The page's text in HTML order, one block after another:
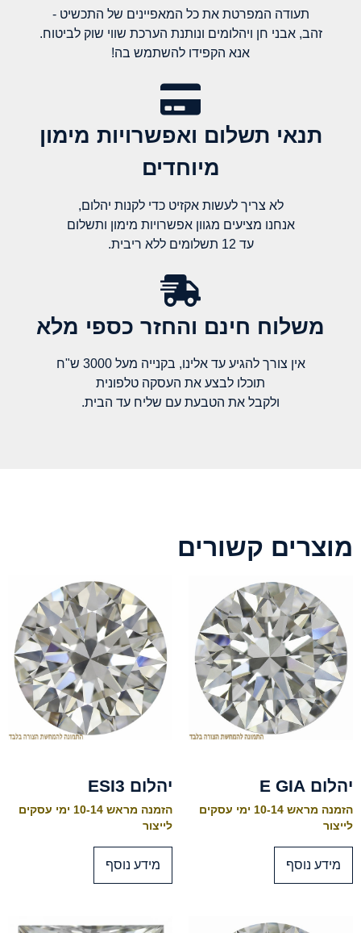
תעודה המפרטת את כל המאפיינים של התכשיט -
זהב, אבני חן ויהלומים ונותנת הערכת שווי שוק לביטוח.
אנא הקפידו להשתמש בה!
תנאי תשלום ואפשרויות מימון
מיוחדים
לא צריך לעשות אקזיט כדי לקנות יהלום,
אנחנו מציעים מגוון אפשרויות מימון ותשלום
עד 12 תשלומים ללא ריבית.
משלוח חינם והחזר כספי מלא​
אין צורך להגיע עד אלינו, בקנייה מעל 3000 ש"ח
תוכלו לבצע את העסקה טלפונית
ולקבל את הטבעת עם שליח עד הבית.
מוצרים קשורים
יהלום E GIA
הזמנה מראש 10-14 ימי עסקים
לייצור
מידע נוסף
יהלום ESI3
הזמנה מראש 10-14 ימי עסקים
לייצור
מידע נוסף